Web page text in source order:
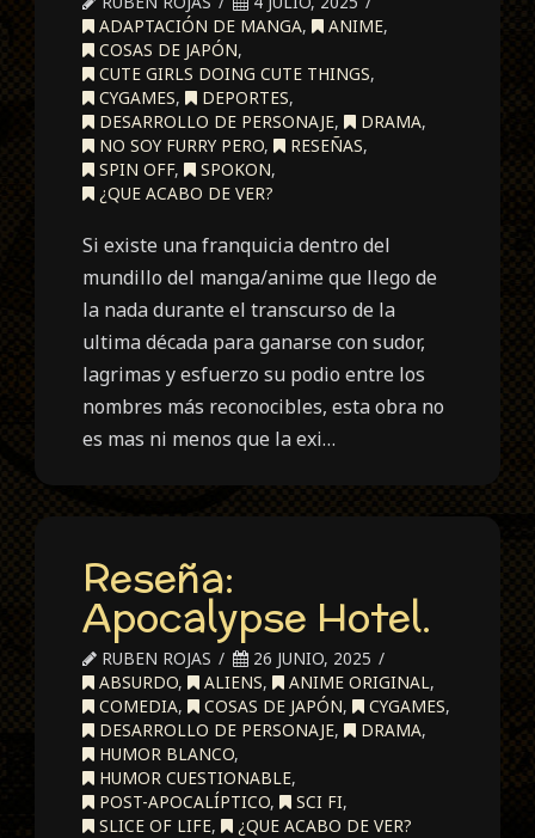
ADAPTACIÓN DE MANGA, ANIME,
COSAS DE JAPÓN,
CUTE GIRLS DOING CUTE THINGS,
CYGAMES, DEPORTES,
DESARROLLO DE PERSONAJE, DRAMA,
NO SOY FURRY PERO, RESEÑAS,
SPIN OFF, SPOKON,
¿QUE ACABO DE VER?
Si existe una franquicia dentro del
mundillo del manga/anime que llego de
la nada durante el transcurso de la
ultima década para ganarse con sudor,
lagrimas y esfuerzo su podio entre los
nombres más reconocibles, esta obra no
es mas ni menos que la exi…
Reseña:
Apocalypse Hotel.
RUBEN ROJAS
26 JUNIO, 2025
ABSURDO, ALIENS, ANIME ORIGINAL,
COMEDIA, COSAS DE JAPÓN, CYGAMES,
DESARROLLO DE PERSONAJE, DRAMA,
HUMOR BLANCO,
HUMOR CUESTIONABLE,
POST-APOCALÍPTICO, SCI FI,
SLICE OF LIFE, ¿QUE ACABO DE VER?